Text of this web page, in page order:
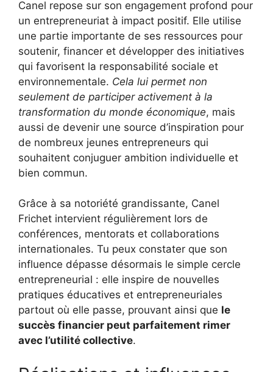
Canel repose sur son engagement profond pour
un entrepreneuriat à impact positif. Elle utilise
une partie importante de ses ressources pour
soutenir, financer et développer des initiatives
qui favorisent la responsabilité sociale et
environnementale. Cela lui permet non
seulement de participer activement à la
transformation du monde économique, mais
aussi de devenir une source d’inspiration pour
de nombreux jeunes entrepreneurs qui
souhaitent conjuguer ambition individuelle et
bien commun.
Grâce à sa notoriété grandissante, Canel
Frichet intervient régulièrement lors de
conférences, mentorats et collaborations
internationales. Tu peux constater que son
influence dépasse désormais le simple cercle
entrepreneurial : elle inspire de nouvelles
pratiques éducatives et entrepreneuriales
partout où elle passe, prouvant ainsi que le
succès financier peut parfaitement rimer
avec l’utilité collective.